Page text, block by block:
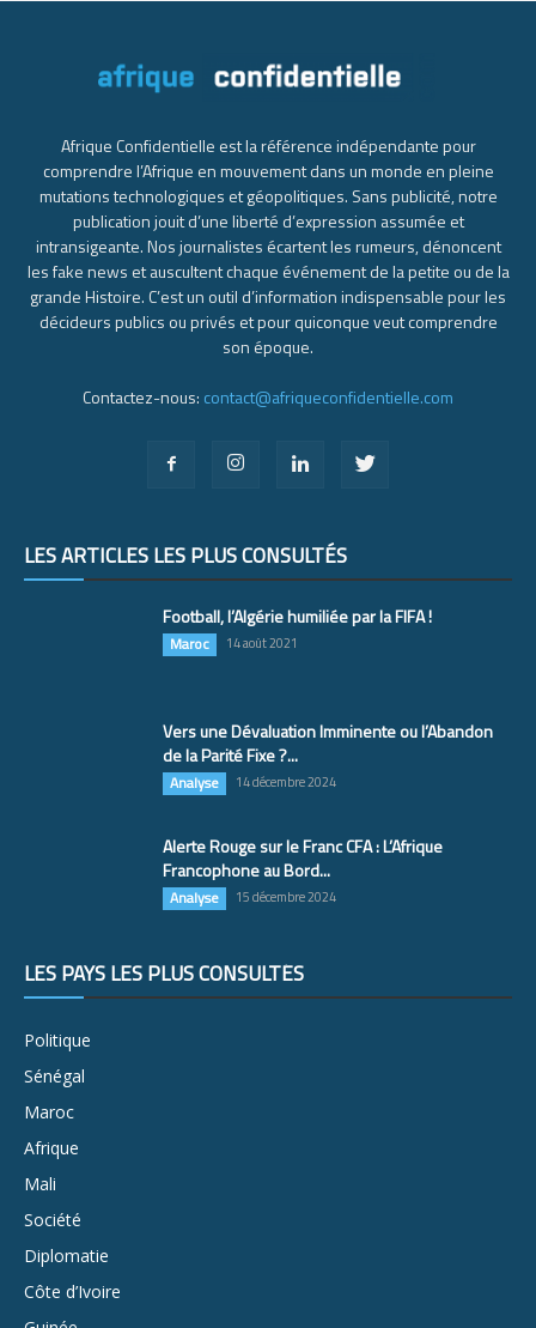
Afrique Confidentielle est la référence indépendante pour
comprendre l’Afrique en mouvement dans un monde en pleine
mutations technologiques et géopolitiques. Sans publicité, notre
publication jouit d’une liberté d’expression assumée et
intransigeante. Nos journalistes écartent les rumeurs, dénoncent
les fake news et auscultent chaque événement de la petite ou de la
grande Histoire. C’est un outil d’information indispensable pour les
décideurs publics ou privés et pour quiconque veut comprendre
son époque.
Contactez-nous: contact@afriqueconfidentielle.com
LES ARTICLES LES PLUS CONSULTÉS
Football, l’Algérie humiliée par la FIFA !
Maroc 14 août 2021
Vers une Dévaluation Imminente ou l’Abandon
de la Parité Fixe ?...
Analyse 14 décembre 2024
Alerte Rouge sur le Franc CFA : L’Afrique
Francophone au Bord...
Analyse 15 décembre 2024
LES PAYS LES PLUS CONSULTÉS
Politique
Sénégal
Maroc
Afrique
Mali
Société
Diplomatie
Côte d’Ivoire